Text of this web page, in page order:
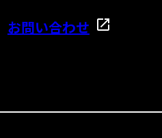
お問い合わせ